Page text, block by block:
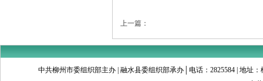
上一篇：
中共柳州市委组织部主办 | 融水县委组织部承办│电话：2825584 | 地址